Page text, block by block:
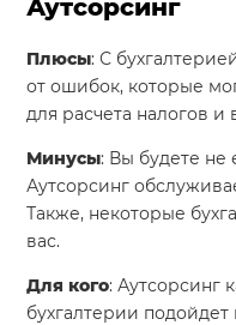
Аутсорсинг
Плюсы: С
от ошибок, которые
для расчета налогов и
Минусы: Вы будете не
Аутсорсинг
Также, некоторые
вас.
Для кого: Аутсорсинг
бухгалтерии